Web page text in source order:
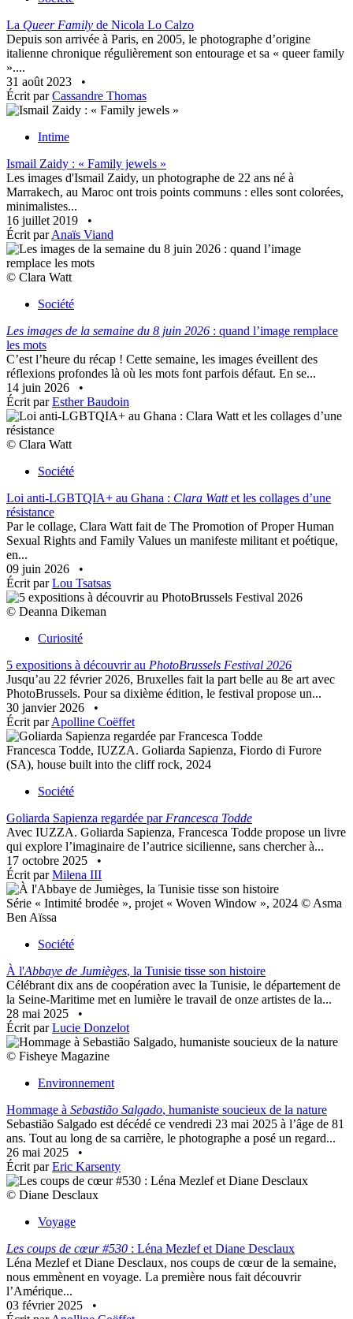
La Queer Family de Nicola Lo Calzo
Depuis son arrivée à Paris, en 2005, le photographe d’origine
italienne chronique régulièrement son entourage et sa « queer family
»....
31 août 2023
•
Écrit parCassandre Thomas
Intime
Ismail Zaidy : « Family jewels »
Les images d'Ismail Zaidy, un photographe de 22 ans né à
Marrakech, au Maroc ont trois points communs : elles sont colorées,
minimalistes...
16 juillet 2019
•
Écrit parAnaïs Viand
© Clara Watt
Société
Les images de la semaine du 8 juin 2026 : quand l’image remplace
les mots
C’est l’heure du récap ! Cette semaine, les images éveillent des
réflexions profondes là où les mots font parfois défaut. En se...
14 juin 2026
•
Écrit parEsther Baudoin
© Clara Watt
Société
Loi anti-LGBTQIA+ au Ghana : Clara Wattet les collages d’une
résistance
Par le collage, Clara Watt fait de The Promotion of Proper Human
Sexual Rights and Family Values un manifeste militant et poétique,
en...
09 juin 2026
•
Écrit parLou Tsatsas
© Deanna Dikeman
Curiosité
5 expositions à découvrir au PhotoBrussels Festival 2026
Jusqu’au 22 février 2026, Bruxelles fait la part belle au 8e art avec
PhotoBrussels. Pour sa dixième édition, le festival propose un...
30 janvier 2026
•
Écrit parApolline Coëffet
Francesca Todde, IUZZA. Goliarda Sapienza, Fiordo di Furore
(SA), house built into the cliff rock, 2024
Société
Goliarda Sapienza regardée par Francesca Todde
Avec IUZZA. Goliarda Sapienza, Francesca Todde propose un livre
qui explore l’imaginaire de l’autrice sicilienne, sans chercher à...
17 octobre 2025
•
Écrit parMilena III
Série « Intimité brodée », projet « Woven Window », 2024 © Asma
Ben Aïssa
Société
À l'Abbaye de Jumièges, la Tunisie tisse son histoire
Célébrant dix ans de coopération avec la Tunisie, le département de
la Seine-Maritime met en lumière le travail de onze artistes de la...
28 mai 2025
•
Écrit parLucie Donzelot
© Fisheye Magazine
Environnement
Hommage à Sebastião Salgado, humaniste soucieux de la nature
Sebastião Salgado est décédé ce vendredi 23 mai 2025 à l’âge de 81
ans. Tout au long de sa carrière, le photographe a posé un regard...
26 mai 2025
•
Écrit parEric Karsenty
© Diane Desclaux
Voyage
Les coups de cœur #530 : Léna Mezlef et Diane Desclaux
Léna Mezlef et Diane Desclaux, nos coups de cœur de la semaine,
nous emmènent en voyage. La première nous fait découvrir
l’Amérique...
03 février 2025
•